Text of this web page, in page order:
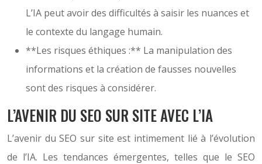
L’IA peut avoir des difficultés à saisir les nuances et
le contexte du langage humain.
**Les risques éthiques :** La manipulation des
informations et la création de fausses nouvelles
sont des risques à considérer.
L’AVENIR DU SEO SUR SITE AVEC L’IA
L’avenir du SEO sur site est intimement lié à l’évolution
de l’IA. Les tendances émergentes, telles que le SEO